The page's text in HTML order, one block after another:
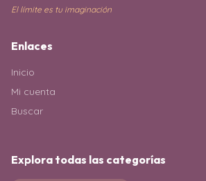
El límite es tu imaginación
Enlaces
Inicio
Mi cuenta
Buscar
Explora todas las categorías